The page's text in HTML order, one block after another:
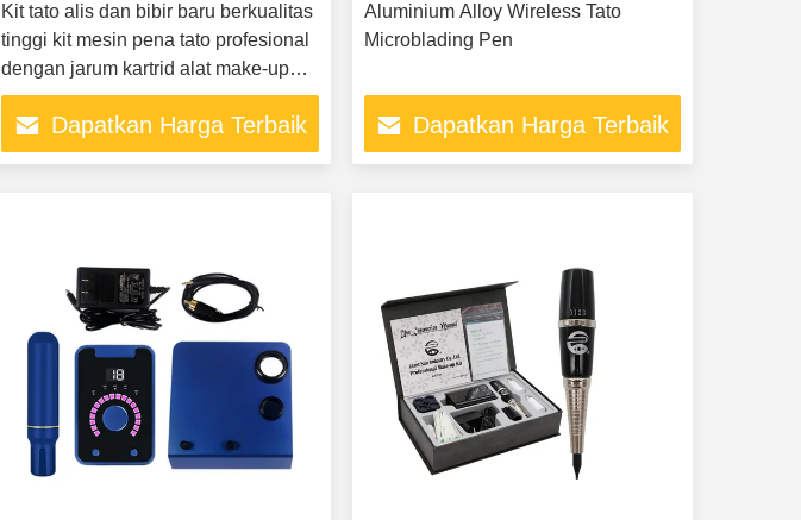
Kit tato alis dan bibir baru berkualitas
tinggi kit mesin pena tato profesional
dengan jarum kartrid alat make-up
permanen cocok untuk seni tubuh
Dapatkan Harga Terbaik
Aluminium Alloy Wireless Tato
Microblading Pen
Dapatkan Harga Terbaik